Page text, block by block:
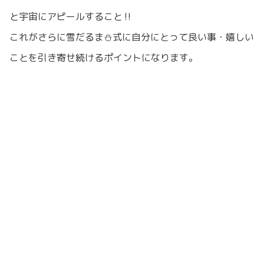
と宇宙にアピールすること‼️
これがさらに雪だるま⛄️式に自分にとって良い事・嬉しい
ことを引き寄せ続けるポイントになります。